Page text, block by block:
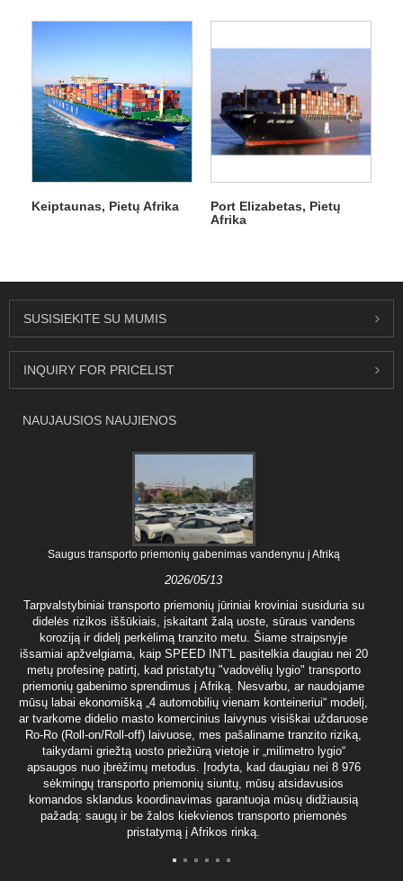
Keiptaunas, Pietų Afrika
Port Elizabetas, Pietų
Afrika
SUSISIEKITE SU MUMIS
INQUIRY FOR PRICELIST
NAUJAUSIOS NAUJIENOS
Saugus transporto priemonių gabenimas vandenynu į Afriką
2026/05/13
Tarpvalstybiniai transporto priemonių jūriniai kroviniai susiduria su
didelės rizikos iššūkiais, įskaitant žalą uoste, sūraus vandens
koroziją ir didelį perkėlimą tranzito metu. Šiame straipsnyje
išsamiai apžvelgiama, kaip SPEED INT'L pasitelkia daugiau nei 20
metų profesinę patirtį, kad pristatytų "vadovėlių lygio" transporto
priemonių gabenimo sprendimus į Afriką. Nesvarbu, ar naudojame
mūsų labai ekonomišką „4 automobilių vienam konteineriui“ modelį,
ar tvarkome didelio masto komercinius laivynus visiškai uždaruose
Ro-Ro (Roll-on/Roll-off) laivuose, mes pašaliname tranzito riziką,
taikydami griežtą uosto priežiūrą vietoje ir „milimetro lygio“
apsaugos nuo įbrėžimų metodus. Įrodyta, kad daugiau nei 8 976
sėkmingų transporto priemonių siuntų, mūsų atsidavusios
komandos sklandus koordinavimas garantuoja mūsų didžiausią
pažadą: saugų ir be žalos kiekvienos transporto priemonės
pristatymą į Afrikos rinką.